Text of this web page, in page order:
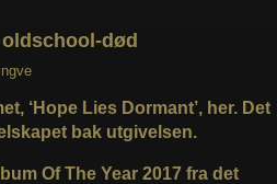
død
‘Hope Lies Dormant’, her. Det
bak utgivelsen.
Of The Year 2017 fra det